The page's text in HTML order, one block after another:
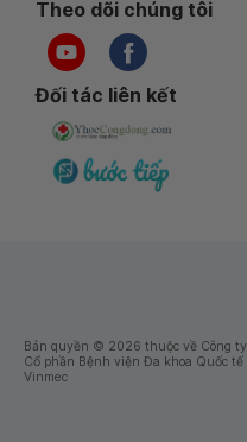
Theo dõi chúng tôi
Đối tác liên kết
Bản quyền © 2026 thuộc về Công ty
Cổ phần Bệnh viện Đa khoa Quốc tế
Vinmec